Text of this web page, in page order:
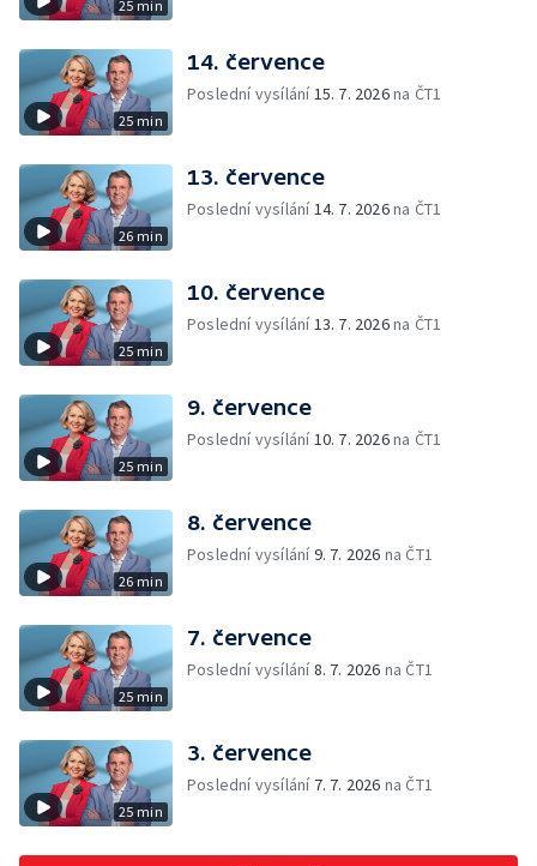
25 min
25 min
14. července
Poslední vysílání15. 7. 2026na ČT1
26 min
13. července
Poslední vysílání14. 7. 2026na ČT1
25 min
10. července
Poslední vysílání13. 7. 2026na ČT1
25 min
9. července
Poslední vysílání10. 7. 2026na ČT1
26 min
8. července
Poslední vysílání9. 7. 2026 na ČT1
25 min
7. července
Poslední vysílání8. 7. 2026 na ČT1
25 min
3. července
Poslední vysílání 7. 7. 2026 na ČT1